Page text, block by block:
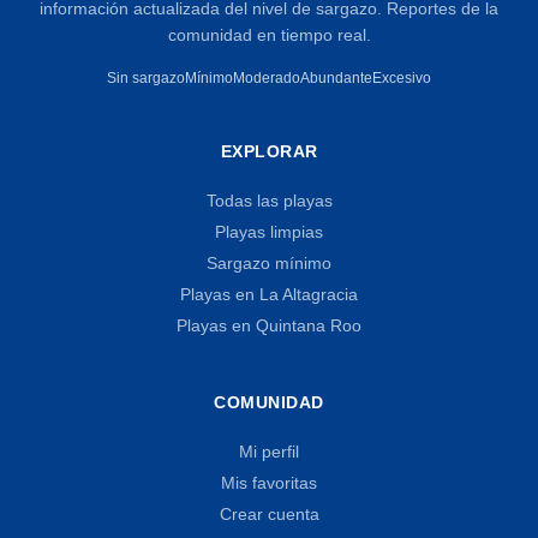
información actualizada del nivel de sargazo. Reportes de la
comunidad en tiempo real.
Sin sargazoMínimoModeradoAbundante Excesivo
EXPLORAR
Todas las playas
Playas limpias
Sargazo mínimo
Playas en La Altagracia
Playas en Quintana Roo
COMUNIDAD
Mi perfil
Mis favoritas
Crear cuenta